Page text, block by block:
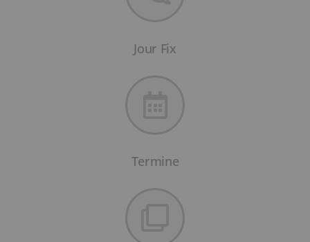
Jour Fix
Termine